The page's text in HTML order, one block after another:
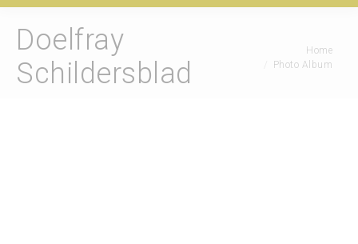
Doelfray
Schildersblad
Je bent hier:Home
Photo Album